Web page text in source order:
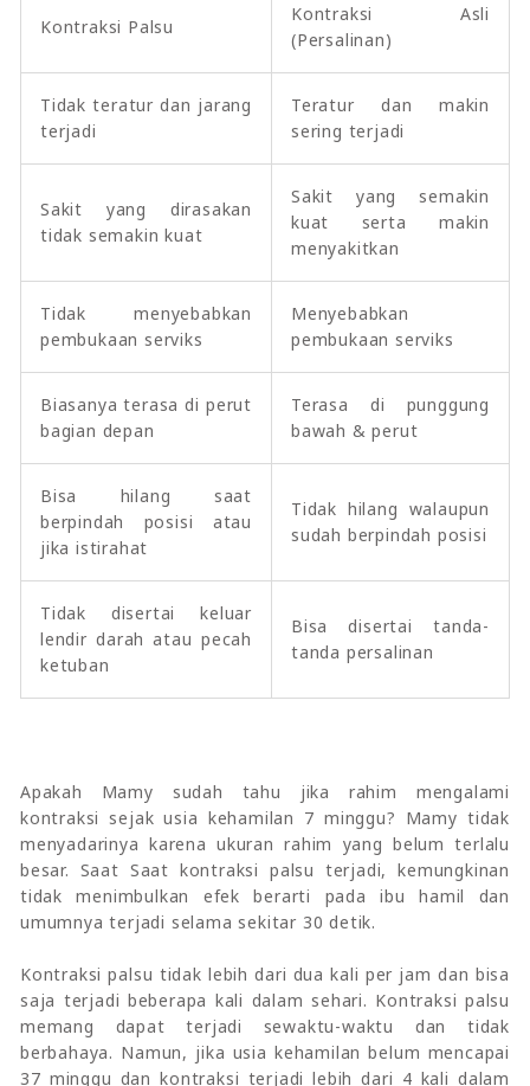
Kontraksi Palsu
Kontraksi Asli
(Persalinan)
Tidak teratur dan jarang
terjadi
Teratur dan makin
sering terjadi
Sakit yang dirasakan
tidak semakin kuat
Sakit yang semakin
kuat serta makin
menyakitkan
Tidak menyebabkan
pembukaan serviks
Menyebabkan
pembukaan serviks
Biasanya terasa di perut
bagian depan
Terasa di punggung
bawah & perut
Bisa hilang saat
berpindah posisi atau
jika istirahat
Tidak hilang walaupun
sudah berpindah posisi
Tidak disertai keluar
lendir darah atau pecah
ketuban
Bisa disertai tanda-
tanda persalinan
Apakah Mamy sudah tahu jika rahim mengalami
kontraksi sejak usia kehamilan 7 minggu? Mamy tidak
menyadarinya karena ukuran rahim yang belum terlalu
besar. Saat Saat kontraksi palsu terjadi, kemungkinan
tidak menimbulkan efek berarti pada ibu hamil dan
umumnya terjadi selama sekitar 30 detik.
Kontraksi palsu tidak lebih dari dua kali per jam dan bisa
saja terjadi beberapa kali dalam sehari. Kontraksi palsu
memang dapat terjadi sewaktu-waktu dan tidak
berbahaya. Namun, jika usia kehamilan belum mencapai
37 minggu dan kontraksi terjadi lebih dari 4 kali dalam